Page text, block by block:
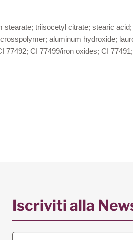
triisocetyl citrate; stearic
aluminum hydroxide;
77492; CI 77499/iron oxides; CI
Iscriviti alla